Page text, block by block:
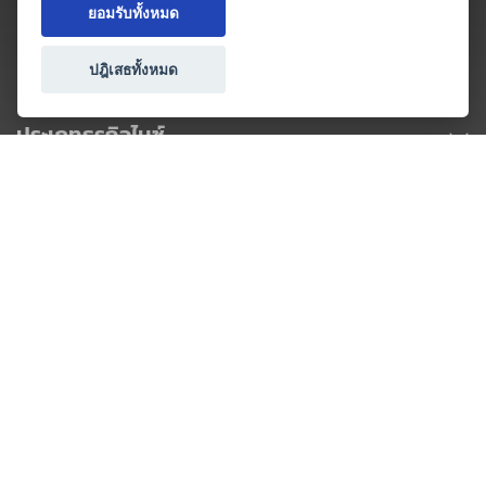
ประเภทธุรกิจไมซ์
ยอมรับทั้งหมด
ปฎิเสธทั้งหมด